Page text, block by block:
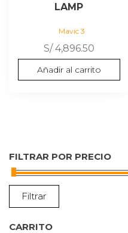
LAMP
Mavic 3
S/4,896.50
Añadir al carrito
FILTRAR POR PRECIO
Filtrar
CARRITO